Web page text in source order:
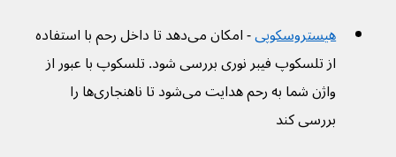
هیستروسکوپی
- امکان می‌دهد تا داخل رحم با استفاده
از تلسکوپ فیبر نوری بررسی شود. تلسکوپ با عبور از
واژن شما به رحم هدایت می‌شود تا ناهنجاری‌ها را
بررسی کند